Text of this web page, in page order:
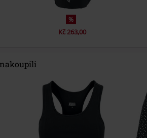
%
Kč 263,00